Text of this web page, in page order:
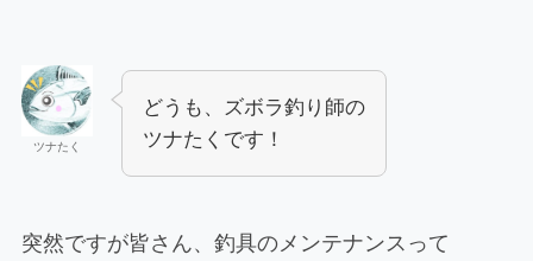
ツナたく
どうも、ズボラ釣り師の
ツナたくです！
突然ですが皆さん、釣具のメンテナンスって